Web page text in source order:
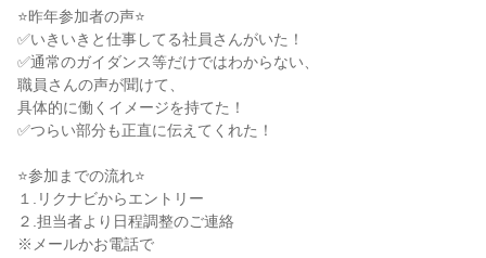
⭐昨年参加者の声⭐
✅いきいきと仕事してる社員さんがいた！
✅通常のガイダンス等だけではわからない、
職員さんの声が聞けて、
具体的に働くイメージを持てた！
✅つらい部分も正直に伝えてくれた！
⭐参加までの流れ⭐
１.リクナビからエントリー
２.担当者より日程調整のご連絡
※メールかお電話で